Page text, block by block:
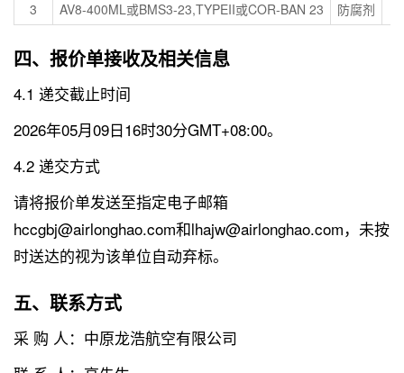
3
AV8-400ML或BMS3-23,TYPEII或COR-BAN 23 防腐剂
四、报价单接收及相关信息
4.1 递交截止时间
2026年05月09日16时30分GMT+08:00。
4.2 递交方式
请将报价单发送至指定电子邮箱
hccgbj@airlonghao.com和lhajw@airlonghao.com，未按
时送达的视为该单位自动弃标。
五、联系方式
采 购 人：中原龙浩航空有限公司